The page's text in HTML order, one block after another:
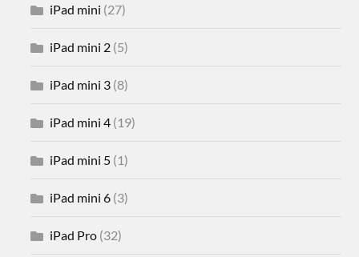
iPad mini (27)
iPad mini 2 (5)
iPad mini 3 (8)
iPad mini 4 (19)
iPad mini 5 (1)
iPad mini 6 (3)
iPad Pro (32)